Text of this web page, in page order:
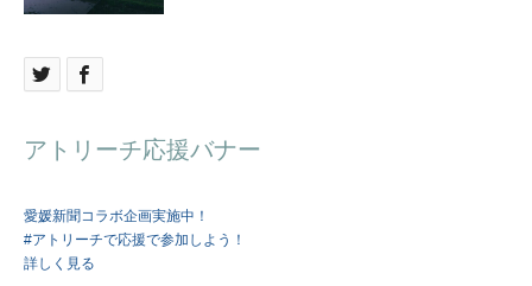
アトリーチ応援バナー
愛媛新聞コラボ企画実施中！
#アトリーチで応援で参加しよう！
詳しく見る